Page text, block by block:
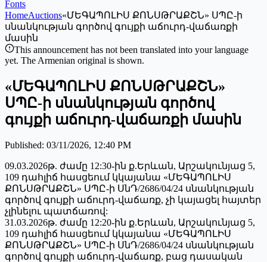
Fonts
HomeAuctions«ՄԵԳԱՊՈԼԻՍ ՔՈՆՍԹՐԱՔՇՆ» ՍՊԸ-ի
սնանկության գործով գույքի աճուրդ-վաճառքի
մասին
This announcement has not been translated into your language
yet. The Armenian original is shown.
«ՄԵԳԱՊՈԼԻՍ ՔՈՆՍԹՐԱՔՇՆ»
ՍՊԸ-ի սնանկության գործով
գույքի աճուրդ-վաճառքի մասին
Published: 03/11/2026, 12:40 PM
09.03.2026թ. ժամը 12:30-ին ք.Երևան, Արշակունյաց 5,
109 դահլիճ հասցեում կկայանա «ՄԵԳԱՊՈԼԻՍ
ՔՈՆՍԹՐԱՔՇՆ» ՍՊԸ-ի ՍնԴ/2686/04/24 սնանկության
գործով գույքի աճուրդ-վաճառք, չի կայացել հայտեր
չլինելու պատճառով:
31.03.2026թ. ժամը 12:20-ին ք.Երևան, Արշակունյաց 5,
109 դահլիճ հասցեում կկայանա «ՄԵԳԱՊՈԼԻՍ
ՔՈՆՍԹՐԱՔՇՆ» ՍՊԸ-ի ՍնԴ/2686/04/24 սնանկության
գործով գույքի աճուրդ-վաճառք, բաց դասական